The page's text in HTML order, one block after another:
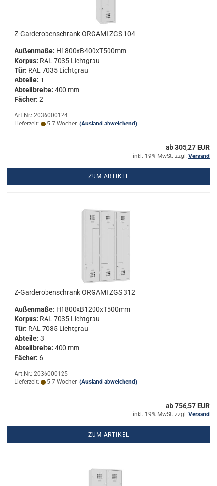
Z-​Gar­de­ro­ben­schrank OR­GA­MI ZGS 104
Au­ßen­ma­ße: H1800xB400xT500mm
Kor­pus: RAL 7035 Licht­grau
Tür: RAL 7035 Licht­grau
Ab­tei­le: 1
Ab­teil­brei­te: 400 mm
Fä­cher: 2
Art.Nr.: 2036000124
Lieferzeit:
5-7 Wochen (Ausland abweichend)
ab 305,27 EUR
inkl. 19% MwSt. zzgl. Versand
ZUM ARTIKEL
Z-​Gar­de­ro­ben­schrank OR­GA­MI ZGS 312
Au­ßen­ma­ße: H1800xB1200xT500mm
Kor­pus: RAL 7035 Licht­grau
Tür: RAL 7035 Licht­grau
Ab­tei­le: 3
Ab­teil­brei­te: 400 mm
Fä­cher: 6
Art.Nr.: 2036000125
Lieferzeit:
5-7 Wochen (Ausland abweichend)
ab 756,57 EUR
inkl. 19% MwSt. zzgl. Versand
ZUM ARTIKEL